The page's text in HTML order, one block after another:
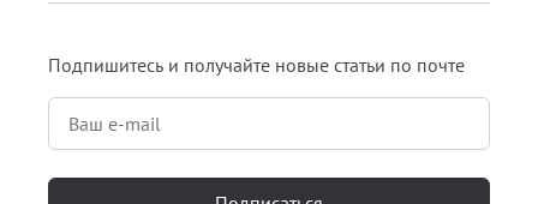
Подпишитесь и получайте новые статьи по почте